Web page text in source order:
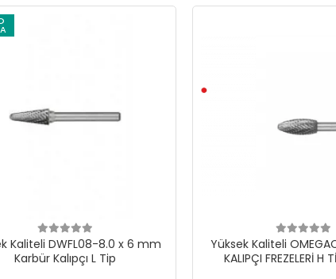
Kaliteli DWFL08-8.0 x 6 mm
Karbür Kalıpçı L Tip
Yüksek Kaliteli
KALIPÇI FREZELERİ H